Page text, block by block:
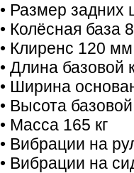
• Размер задних
• Колёсная база
• Клиренс 120 мм
• Длина базовой
• Ширина
• Высота
• Масса 165 кг
• Вибрации на
• Вибрации на